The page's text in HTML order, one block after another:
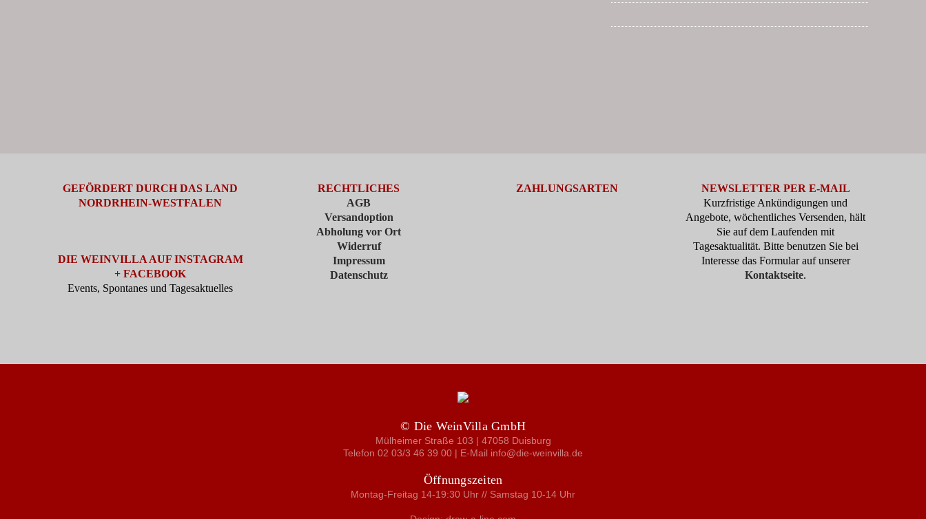
GEFÖRDERT DURCH DAS LAND
NORDRHEIN-WESTFALEN
DIE WEINVILLA AUF INSTAGRAM
+ FACEBOOK
Events, Spontanes und Tagesaktuelles
RECHTLICHES
AGB
Versandoption
Abholung vor Ort
Widerruf
Impressum
Datenschutz
ZAHLUNGSARTEN
NEWSLETTER PER E-MAIL
Kurzfristige Ankündigungen und
Angebote, wöchentliches Versenden, hält
Sie auf dem Laufenden mit
Tagesaktualität. Bitte benutzen Sie bei
Interesse das Formular auf unserer
Kontaktseite.
© Die WeinVilla GmbH
Mülheimer Straße 103 | 47058 Duisburg
Telefon 02 03/3 46 39 00 | E-Mail info@die-weinvilla.de
Öffnungszeiten
Montag-Freitag 14-19:30 Uhr // Samstag 10-14 Uhr